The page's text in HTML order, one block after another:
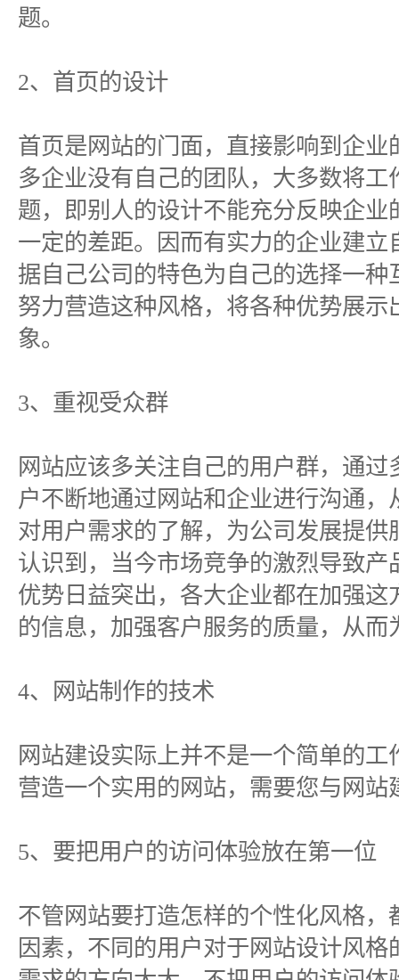
题。
2、首页的设计
首页是网站的门面，直接影响到企
多企业没有自己的团队，大多数将
题，即别人的设计不能充分反映企
一定的差距。因而有实力的企业建
据自己公司的特色为自己的选择一
努力营造这种风格，将各种优势展
象。
3、重视受众群
网站应该多关注自己的用户群，通
户不断地通过网站和企业进行沟通
对用户需求的了解，为公司发展提
认识到，当今市场竞争的激烈导致
优势日益突出，各大企业都在加强
的信息，加强客户服务的质量，从
4、网站制作的技术
网站建设实际上并不是一个简单的
营造一个实用的网站，需要您与网
5、要把用户的访问体验放在第一位
不管网站要打造怎样的个性化风格
因素，不同的用户对于网站设计风